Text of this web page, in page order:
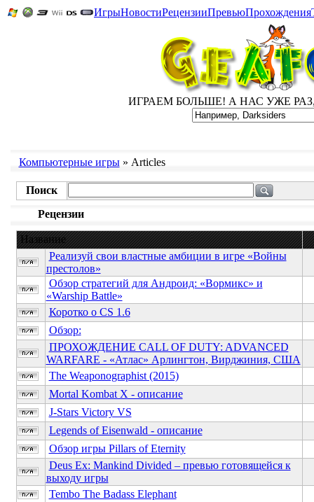
ИгрыНовостиРецензииПревьюПрохождения
ИГРАЕМ БОЛЬШЕ! А НАС УЖЕ РАЗ,
Компьютерные игры» Articles
Поиск
Рецензии
Название
Реализуй свои властные амбиции в игре «Войны
престолов»
Обзор стратегий для Андроид: «Вормикс» и
«Warship Battle»
Коротко о CS 1.6
Обзор:
ПРОХОЖДЕНИЕ CALL OF DUTY: ADVANCED
WARFARE - «Атлас» Арлингтон, Вирджиния, США
The Weaponographist (2015)
Mortal Kombat X - описание
J-Stars Victory VS
Legends of Eisenwald - описание
Обзор игры Pillars of Eternity
Deus Ex: Mankind Divided – превью готовящейся к
выходу игры
Tembo The Badass Elephant